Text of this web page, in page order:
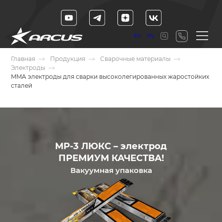
En Ру
Главная Продукция
Сварочные материалы
Электроды
MMA электроды для сварки высоколегированных жаростойких
сталей
МР-3 ЛЮКС – электрод
ПРЕМИУМ КАЧЕСТВА!
Вакуумная упаковка